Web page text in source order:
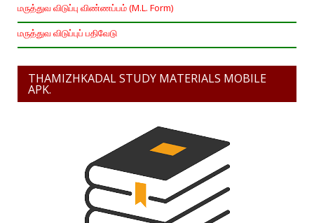
மருத்துவ விடுப்பு விண்ணப்பம் (M.L. Form)
மருத்துவ விடுப்புப் பதிவேடு
THAMIZHKADAL STUDY MATERIALS MOBILE
APK.